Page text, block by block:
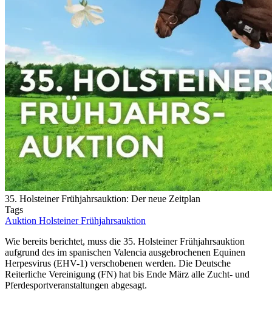
35. Holsteiner Frühjahrsauktion: Der neue Zeitplan
Tags
Auktion Holsteiner Frühjahrsauktion
Wie bereits berichtet, muss die 35. Holsteiner Frühjahrsauktion
aufgrund des im spanischen Valencia ausgebrochenen Equinen
Herpesvirus (EHV-1) verschobenen werden. Die Deutsche
Reiterliche Vereinigung (FN) hat bis Ende März alle Zucht- und
Pferdesportveranstaltungen abgesagt.